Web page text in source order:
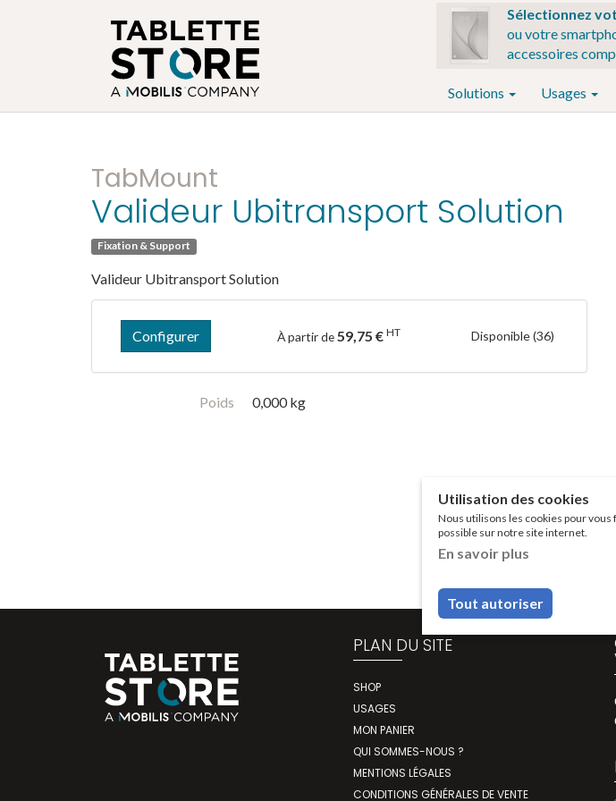
Sélectionnez
ou votre
accessoires
Solutions Usages
TabMount
Valideur Ubitransport Solution
Fixation & Support
Valideur Ubitransport Solution
Configurer À partir de 59,75 € HT Disponible (36)
Poids 0,000 kg
PLAN DU SITE
SHOP
USAGES
MON PANIER
QUI SOMMES-NOUS ?
MENTIONS LÉGALES
CONDITIONS GÉNÉRALES DE VENTE
Utilisation des cookies
Nous utilisons les cookies pour
possible sur notre site internet.
En savoir plus
Tout autoriser